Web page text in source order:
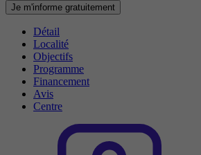
Je m'informe gratuitement
Détail
Localité
Objectifs
Programme
Financement
Avis
Centre